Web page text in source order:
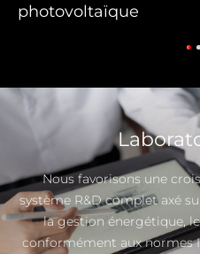
sanitaire
Nous favorisons une
système R&D complet axé
la gestion énergétique,
conformément aux normes